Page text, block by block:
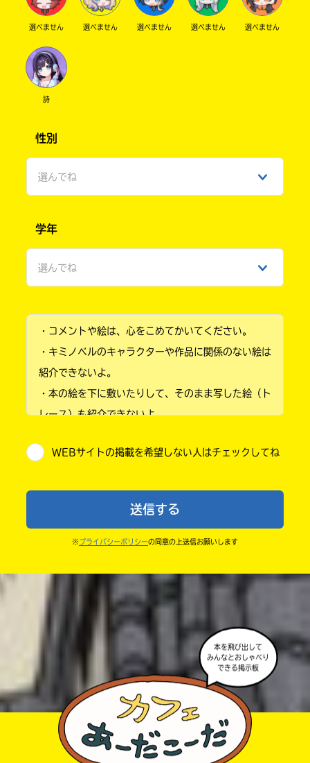
選べません 選べません 選べません 選べません 選べません
詩
性別
選んでね
ひみつ
学年
選んでね
小学2年
小学4年
小学6年
中学1年
高校生以上
・コメントや絵は、心をこめてかいてください。
・キミノベルのキャラクターや作品に関係のない絵は
紹介できないよ。
・本の絵を下に敷いたりして、そのまま写した絵（ト
レース）も紹介できないよ。
・送ってからすぐには紹介されないので、待ってて
ならないよう気をつけてね。
・キャンペーン開催中は、投稿した後の画面にバナー
・ポプラ社の宣伝物で紹介させてもらうことがある
よ。
・かき終えたら、人を傷つけていたり、個人情報をか
きこんでいたり、字がまちがっていたりしないか、読
みなおしてみてね。
WEBサイトの掲載を希望しない人はチェックしてね
送信する
※ プライバシーポリシーの同意の上送信お願いします
本を飛び出して
みんなとおしゃべり
できる掲示板